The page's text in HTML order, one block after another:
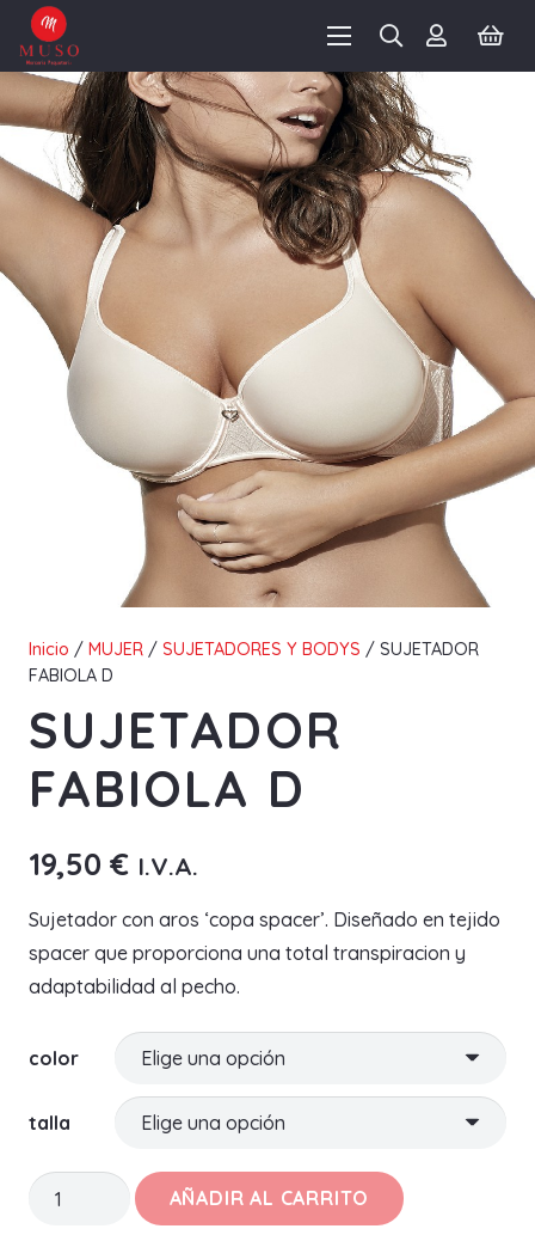
Inicio / MUJER / SUJETADORES Y BODYS / SUJETADOR
FABIOLA D
SUJETADOR
FABIOLA D
19,50 € I.V.A.
Sujetador con aros ‘copa spacer’. Diseñado en tejido
spacer que proporciona una total transpiracion y
adaptabilidad al pecho.
color
talla
SUJETADOR
AÑADIR AL CARRITO